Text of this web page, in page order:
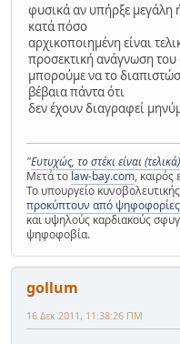
φυσικά αν υπήρξε μεγάλη
κατά πόσο
αρχικοποιημένη είναι
προσεκτική ανάγνωση
μπορούμε να το
βέβαια πάντα ότι
δεν έχουν διαγραφεί
"Ευτυχώς, το στέκι είναι
Μετά το law-bay.com, καιρός
Το υπουργείο
προκύπτουν από
και υψηλούς καρδιακούς
ψηφοφοβία.
gollum
16 Δεκ 2011, 11:38:26 ΠΜ